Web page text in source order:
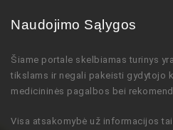
Naudojimo Sąlygos
Šiame portale skelbiamas turinys
tikslams ir negali pakeisti gydytojo
medicininės pagalbos bei
Visa atsakomybė už informacijos